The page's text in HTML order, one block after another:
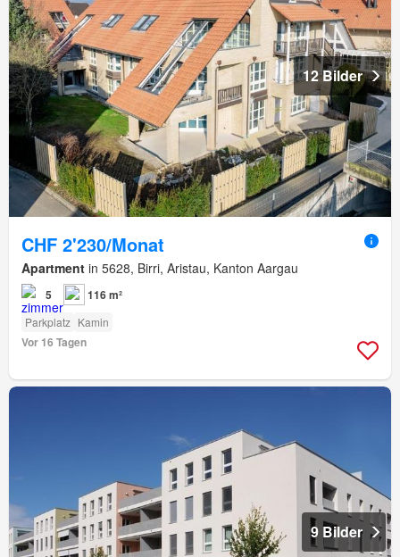
12 Bilder
CHF 2'230/Monat
Apartment in 5628, Birri, Aristau, Kanton Aargau
5 116 m²
Parkplatz Kamin
Vor 16 Tagen
9 Bilder